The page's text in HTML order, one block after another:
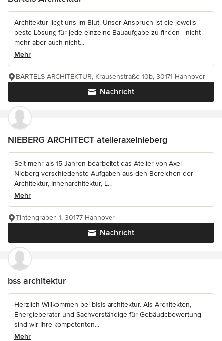
Architektur liegt uns im Blut. Unser Anspruch ist die jeweils
beste Lösung für jede einzelne Bauaufgabe zu finden - nicht
mehr aber auch nicht...
Mehr
Nachricht
BARTELS ARCHITEKTUR, Krausenstraße 10b, 30171 Hannover
NIEBERG ARCHITECT atelieraxelnieberg
Seit mehr als 15 Jahren bearbeitet das Atelier von Axel
Nieberg verschiedenste Aufgaben aus den Bereichen der
Architektur, Innenarchitektur, L...
Mehr
Nachricht
Tintengraben 1, 30177 Hannover
bss architektur
Herzlich Willkommen bei b|s|s architektur. Als Architekten,
Energieberater und Sachverständige für Gebäudebewertung
sind wir Ihre kompetenten...
Mehr